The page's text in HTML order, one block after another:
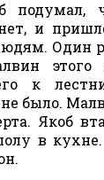
подумал,
и
Один
этого
к
было.
Якоб
в